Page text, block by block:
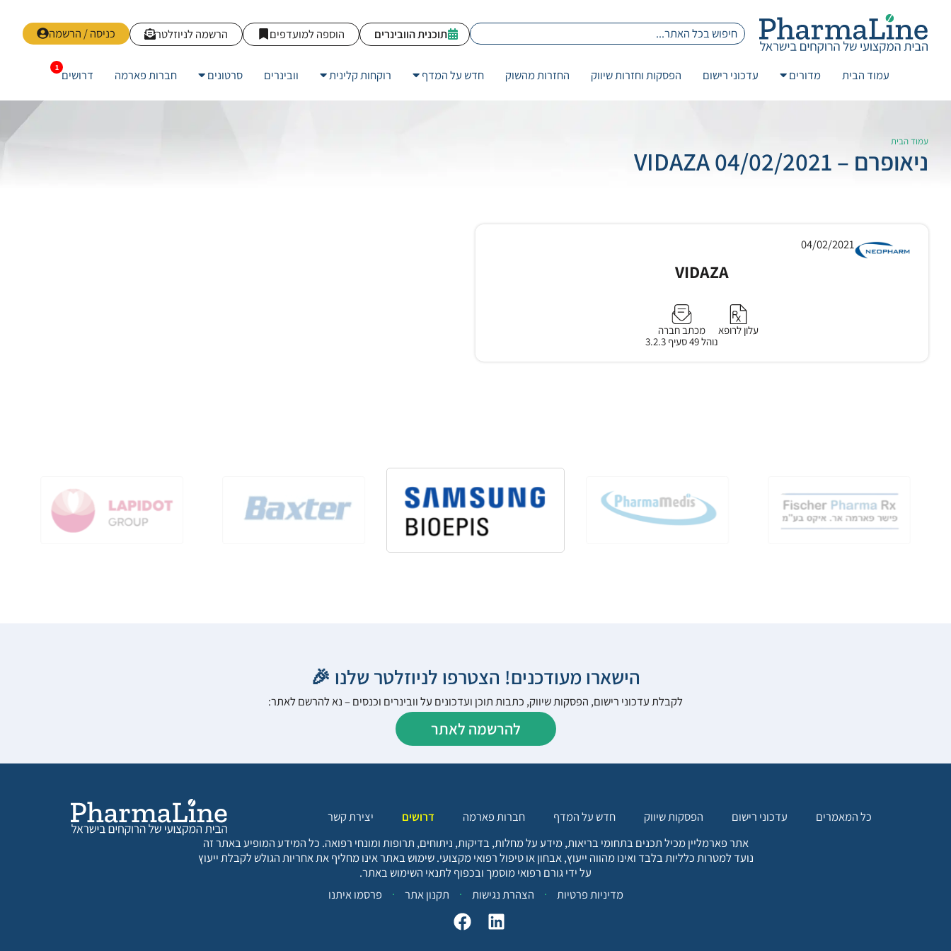
כניסה / הרשמה הרשמה לניוזלטר הוספה למועדפים תוכנית הוובינרים
עמוד הבית מדורים עדכוני רישום הפסקות וחזרות שיווק החזרות מהשוק חדש על המדף רוקחות קלינית וובינרים סרטונים חברות פארמה דרושים
עמוד הבית
ניאופרם – 04/02/2021 VIDAZA
04/02/2021
VIDAZA
עלון לרופא
מכתב חברה
נוהל 49 סעיף 3.2.3
הישארו מעודכנים! הצטרפו לניוזלטר שלנו 🎉
לקבלת עדכוני רישום, הפסקות שיווק, כתבות תוכן ועדכונים על וובינרים וכנסים – נא להרשם לאתר:
להרשמה לאתר
כל המאמרים עדכוני רישום הפסקות שיווק חדש על המדף חברות פארמה דרושים
יצירת קשר
אתר פארמליין מכיל תכנים בתחומי בריאות, מידע על מחלות, בדיקות, ניתוחים, תרופות ומונחי רפואה. כל המידע המופיע באתר זה
נועד למטרות כלליות בלבד ואינו מהווה ייעוץ, אבחון או טיפול רפואי מקצועי. שימוש באתר אינו מחליף את אחריות הגולש לקבלת ייעוץ
על ידי גורם רפואי מוסמך ובכפוף לתנאי השימוש באתר.
מדיניות פרטיות
הצהרת נגישות תקנון אתר פרסמו איתנו